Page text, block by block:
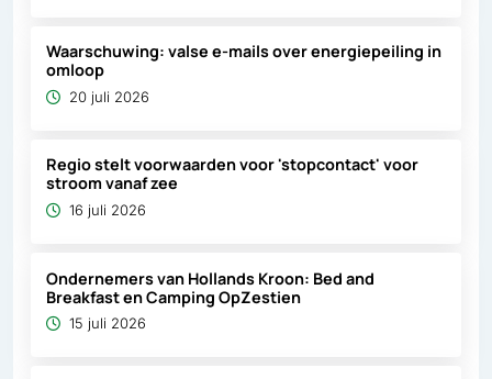
Waarschuwing: valse e-mails over energiepeiling in
omloop
20 juli 2026
Regio stelt voorwaarden voor 'stopcontact' voor
stroom vanaf zee
16 juli 2026
Ondernemers van Hollands Kroon: Bed and
Breakfast en Camping OpZestien
15 juli 2026